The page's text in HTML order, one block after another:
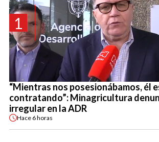
1
“Mientras nos posesionábamos, él
contratando”: Minagricultura
irregular en la ADR
Hace 6 horas